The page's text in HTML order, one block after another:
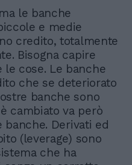
le banche
e medie
credito, totalmente
Bisogna capire
cose. Le banche
che se deteriorato
banche sono
cambiato va però
Derivati ed
(leverage) sono
che ha